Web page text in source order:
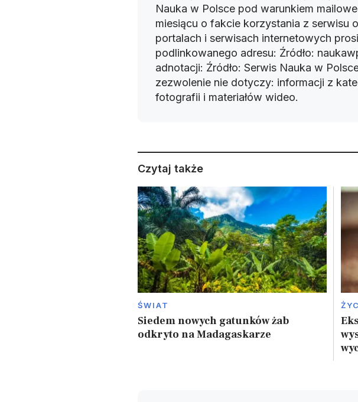
Nauka w Polsce pod warunkiem
miesiącu o fakcie korzystania z serwisu
portalach i serwisach internetowych
podlinkowanego adresu: Źródło:
adnotacji: Źródło: Serwis Nauka w
zezwolenie nie dotyczy: informacji z
fotografii i materiałów wideo.
Czytaj także
ŚWIAT
Siedem nowych gatunków żab
odkryto na Madagaskarze